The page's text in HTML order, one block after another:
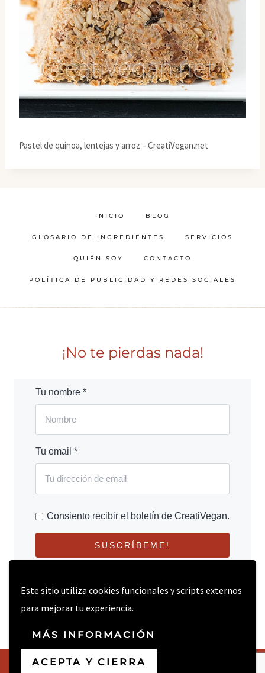
Este sitio utiliza cookies funcionales y scripts externos
para mejorar tu experiencia.
MÁS INFORMACIÓN
ACEPTA Y CIERRA
Pastel de quinoa, lentejas y arroz – CreatiVegan.net
INICIO BLOG
GLOSARIO DE INGREDIENTES SERVICIOS
QUIÉN SOY CONTACTO
POLÍTICA DE PUBLICIDAD Y REDES SOCIALES
¡No te pierdas nada!
Tu nombre *
Tu email *
Consiento recibir el boletín de CreatiVegan.
SUSCRÍBEME!